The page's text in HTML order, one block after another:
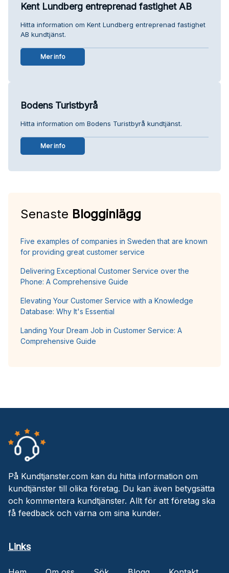
Kent Lundberg entreprenad fastighet AB
Hitta information om Kent Lundberg entreprenad fastighet
AB kundtjänst.
Mer info
Bodens Turistbyrå
Hitta information om Bodens Turistbyrå kundtjänst.
Mer info
Senaste Blogginlägg
Five examples of companies in Sweden that are known
for providing great customer service
Delivering Exceptional Customer Service over the
Phone: A Comprehensive Guide
Elevating Your Customer Service with a Knowledge
Database: Why It's Essential
Landing Your Dream Job in Customer Service: A
Comprehensive Guide
På Kundtjanster.com kan du hitta information om
kundtjänster till olika företag. Du kan även betygsätta
och kommentera kundtjänster. Allt för att företag ska
få feedback och värna om sina kunder.
Links